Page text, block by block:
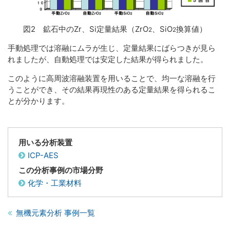
図2 鉱石中のZr、Si定量結果（ZrO2、SiO2換算値）
手動処理では溶融にムラが生じ、定量結果にばらつきが見ら
れましたが、自動処理では安定した結果が得られました。
このように高周波溶融装置を用いることで、均一な溶融を行
うことができ、その結果再現性のある定量結果を得られるこ
とが分かります。
用いる分析装置
ICP-AES
この分析事例の市場分野
化学・工業材料
無機元素分析 事例一覧